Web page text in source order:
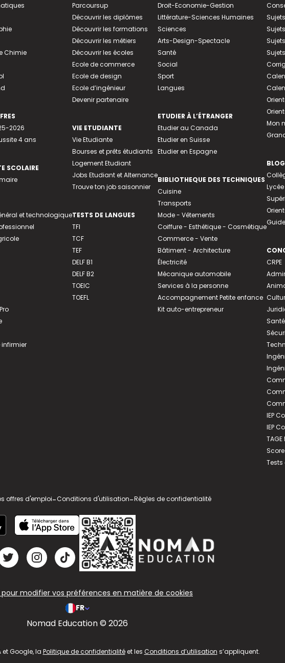
Chimie
2026
4 ans
SCOLAIRE
et technologique
Parcoursup
Découvrir les diplômes
Découvrir les formations
Découvrir les métiers
Découvrir les écoles
Ecole de commerce
Ecole de design
Ecole d’ingénieur
Devenir partenaire
VIE ETUDIANTE
Vie Etudiante
Bourses et prêts étudiants
Logement Etudiant
Jobs Etudiant et Alternance
Trouve ton job saisonnier
TESTS DE LANGUES
TFI
TCF
TEF
DELF B1
DELF B2
TOEIC
TOEFL
Droit-Economie-Gestion
Littérature-Sciences Humaines
Sciences
Arts-Design-Spectacle
Santé
Social
Sport
Langues
ETUDIER À L’ÉTRANGER
Etudier au Canada
Etudier en Suisse
Etudier en Espagne
BIBLIOTHEQUE DES TECHNIQUES
Cuisine
Transports
Mode - Vêtements
Coiffure - Esthétique - Cosmétique
Commerce - Vente
Bâtiment - Architecture
Électricité
Mécanique automobile
Services à la personne
Accompagnement Petite enfance
Kit auto-entrepreneur
Mon
BLOG
Lycée
CRPE
IEP
IEP
TAGE
Score
Tests
offres d'emploi-Conditions d'utilisation-Règles de confidentialité
modifier vos préférences en matière de cookies
FR
Nomad Education © 2026
et Google, la Politique de confidentialitéet les Conditions d’utilisation s’appliquent.